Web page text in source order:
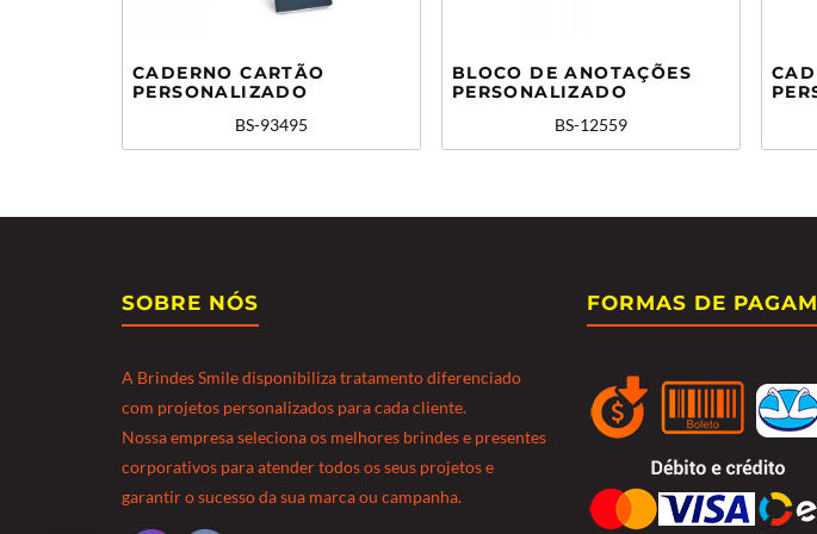
CADERNO CARTÃO
PERSONALIZADO
BS-93495
BLOCO DE ANOTAÇÕES
PERSONALIZADO
BS-12559
SOBRE NÓS
A Brindes Smile disponibiliza tratamento diferenciado
com projetos personalizados para cada cliente.
Nossa empresa seleciona os melhores brindes e presentes
corporativos para atender todos os seus projetos e
garantir o sucesso da sua marca ou campanha.
FORMAS DE